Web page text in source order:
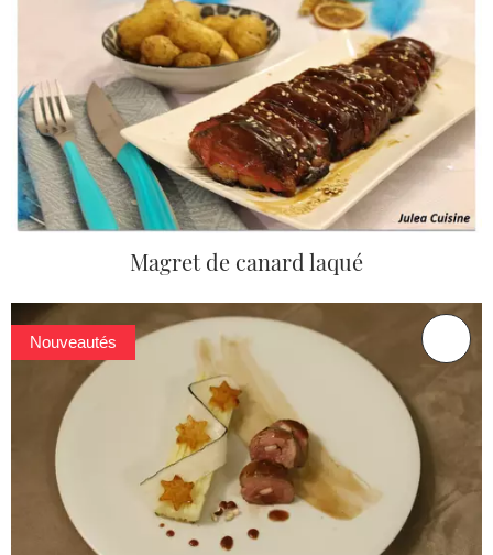
Magret de canard laqué
Nouveautés